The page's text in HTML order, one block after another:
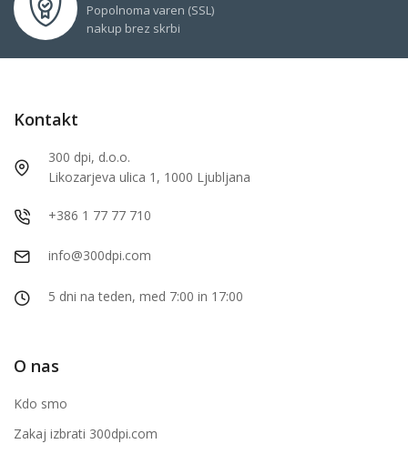
Popolnoma varen (SSL)
nakup brez skrbi
Kontakt
300 dpi, d.o.o.
Likozarjeva ulica 1, 1000 Ljubljana
+386 1 77 77 710
info@300dpi.com
5 dni na teden, med 7:00 in 17:00
O nas
Kdo smo
Zakaj izbrati 300dpi.com